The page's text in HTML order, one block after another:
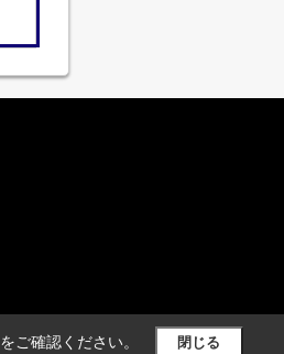
をご確認ください。 閉じる